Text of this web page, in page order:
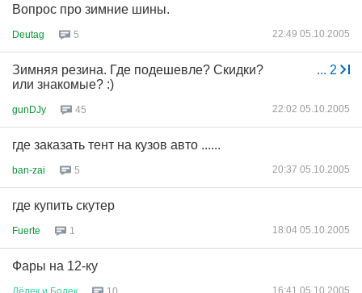
Вопрос про зимние шины.
Deutag 5 22:49 05.10.2005
... 2
Зимняя резина. Где подешевле? Скидки?
или знакомые? :)
gunDJy 45 22:02 05.10.2005
где заказать тент на кузов авто ......
ban-zai 5 20:37 05.10.2005
где купить скутер
Fuerte 1 18:04 05.10.2005
Фары на 12-ку
16:41 05.10.2005